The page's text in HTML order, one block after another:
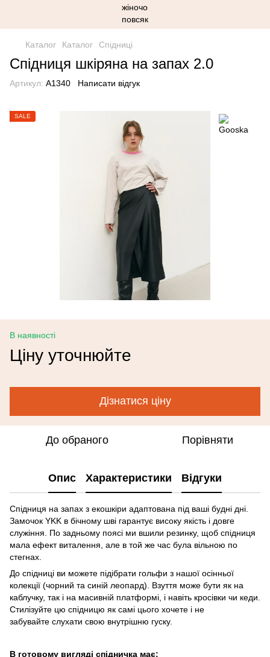
Каталог Каталог Спідниці
Спідниця шкіряна на запах 2.0
Артикул: A1340 Написати відгук
SALE
В наявності
Ціну уточнюйте
Дізнатися ціну
До обраного Порівняти
Опис Характеристики Відгуки
Спідниця на запах з екошкіри адаптована під ваші будні дні.
Замочок YKK в бічному шві гарантує високу якість і довге
служіння. По задньому поясі ми вшили резинку, щоб спідниця
мала ефект виталення, але в той же час була вільною по
стегнах.
До спідниці ви можете підібрати гольфи з нашої осінньої
колекції (чорний та синій леопард). Взуття може бути як на
каблучку, так і на масивній платформі, і навіть кросівки чи кеди.
Стилізуйте цю спідницю як самі цього хочете і не
забувайте слухати свою внутрішню гуску.
В готовому вигляді спідничка має: